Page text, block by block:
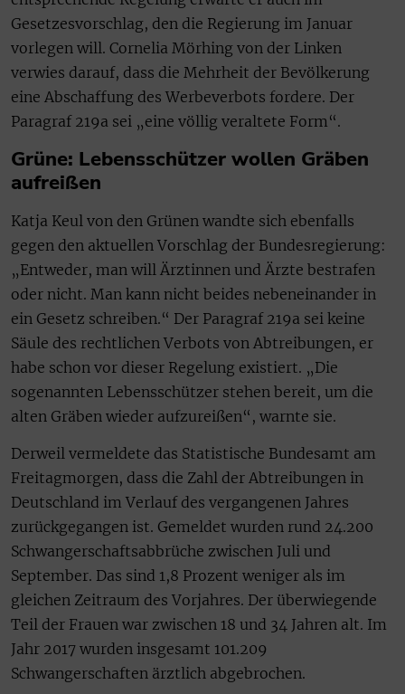
Gesetzesvorschlag, den die Regierung im Januar
vorlegen will. Cornelia Mörhing von der Linken
verwies darauf, dass die Mehrheit der Bevölkerung
eine Abschaffung des Werbeverbots fordere. Der
Paragraf 219a sei „eine völlig veraltete Form“.
Grüne: Lebensschützer wollen Gräben
aufreißen
Katja Keul von den Grünen wandte sich ebenfalls
gegen den aktuellen Vorschlag der Bundesregierung:
„Entweder, man will Ärztinnen und Ärzte bestrafen
oder nicht. Man kann nicht beides nebeneinander in
ein Gesetz schreiben.“ Der Paragraf 219a sei keine
Säule des rechtlichen Verbots von Abtreibungen, er
habe schon vor dieser Regelung existiert. „Die
sogenannten Lebensschützer stehen bereit, um die
alten Gräben wieder aufzureißen“, warnte sie.
Derweil vermeldete das Statistische Bundesamt am
Freitagmorgen, dass die Zahl der Abtreibungen in
Deutschland im Verlauf des vergangenen Jahres
zurückgegangen ist. Gemeldet wurden rund 24.200
Schwangerschaftsabbrüche zwischen Juli und
September. Das sind 1,8 Prozent weniger als im
gleichen Zeitraum des Vorjahres. Der überwiegende
Teil der Frauen war zwischen 18 und 34 Jahren alt. Im
Jahr 2017 wurden insgesamt 101.209
Schwangerschaften ärztlich abgebrochen.